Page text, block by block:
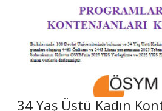
34 Yaş Üstü Kadın